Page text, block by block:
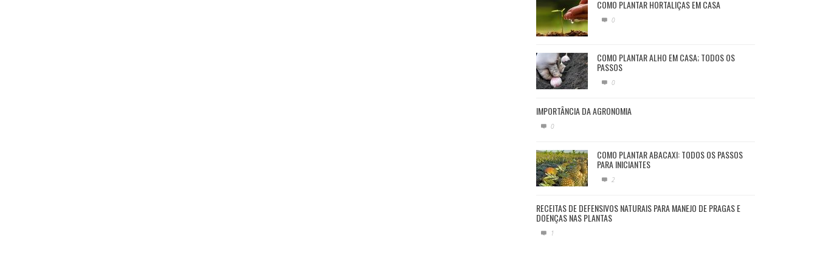
COMO PLANTAR HORTALIÇAS EM CASA
0
COMO PLANTAR ALHO EM CASA; TODOS OS
PASSOS
0
IMPORTÂNCIA DA AGRONOMIA
0
COMO PLANTAR ABACAXI: TODOS OS PASSOS
PARA INICIANTES
2
RECEITAS DE DEFENSIVOS NATURAIS PARA MANEJO DE PRAGAS E
DOENÇAS NAS PLANTAS
1